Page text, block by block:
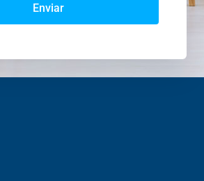
Enviar